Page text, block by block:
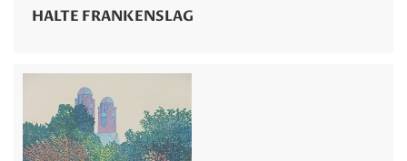
HALTE FRANKENSLAG